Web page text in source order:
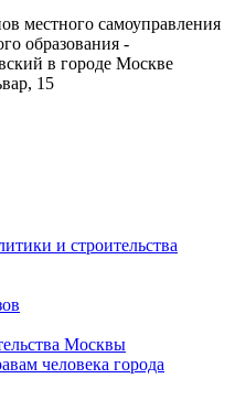
местного самоуправления
образования -
в городе Москве
15
и строительства
Москвы
человека города